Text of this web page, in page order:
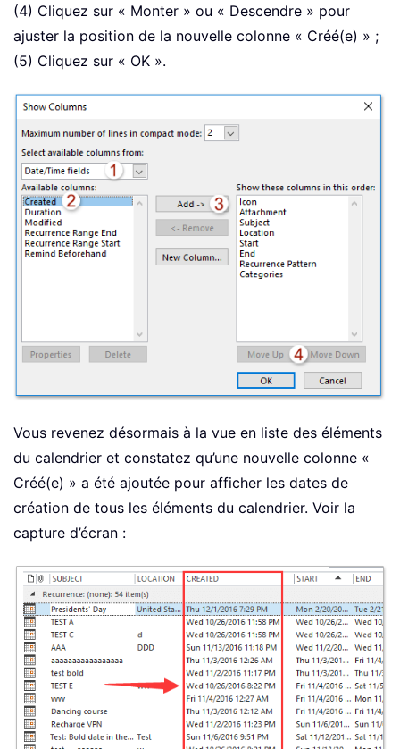
(4) Cliquez sur « Monter » ou « Descendre » pour
ajuster la position de la nouvelle colonne « Créé(e) » ;
(5) Cliquez sur « OK ».
Vous revenez désormais à la vue en liste des éléments
du calendrier et constatez qu’une nouvelle colonne «
Créé(e) » a été ajoutée pour afficher les dates de
création de tous les éléments du calendrier. Voir la
capture d’écran :